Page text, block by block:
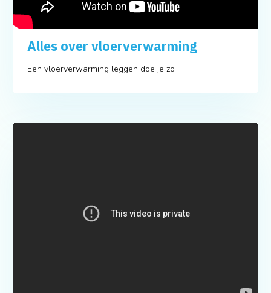
Alles over vloerverwarming
Een vloerverwarming leggen doe je zo